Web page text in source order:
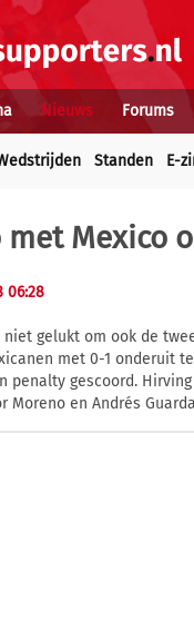
Nieuws Forums
Standen E-
met Mexico
06:28
niet gelukt om ook de
met 0-1 onderuit
penalty gescoord.
Moreno en Andrés